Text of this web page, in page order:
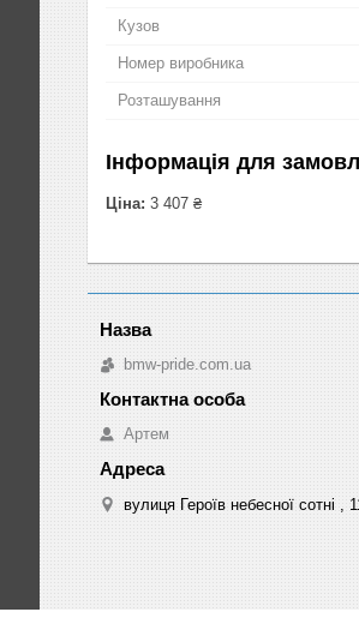
Кузов
Номер виробника
Розташування
Інформація для
Ціна: 3 407 ₴
bmw-pride.com.ua
Артем
вулиця Героїв небесної сотні